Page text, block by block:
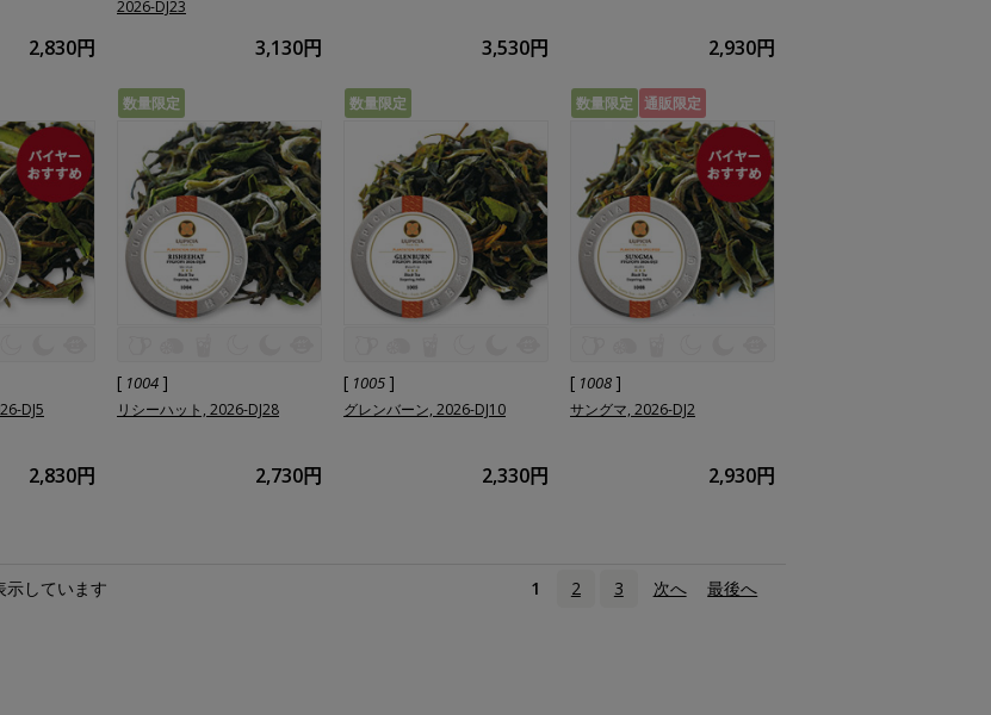
2,830円
2026-DJ23
3,130円 3,530円 2,930円
DJ5
2,830円
数量限定
[ 1004 ]
リシーハット, 2026-DJ28
2,730円
数量限定
[ 1005 ]
グレンバーン, 2026-DJ10
2,330円
数量限定 通販限定
[ 1008 ]
サングマ, 2026-DJ2
2,930円
示しています 1 2 3 次へ 最後へ